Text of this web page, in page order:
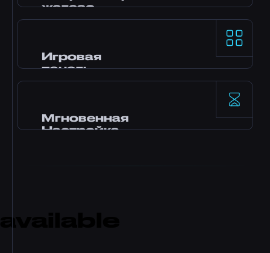
железо
однопоточную производительность для
самых требовательных игровых серверов.
Игровая
панель
менеджером, доступом к базам данных,
резервным копированием и мониторингом
Мгновенная
Настройка